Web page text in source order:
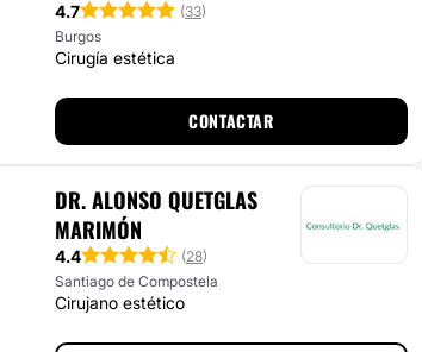
4.7 (33)
Burgos
Cirugía estética
CONTACTAR
DR. ALONSO QUETGLAS
MARIMÓN
4.4 (28)
Santiago de Compostela
Cirujano estético